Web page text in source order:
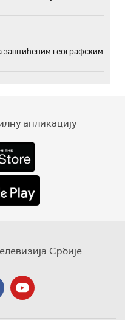
заштићеним географским
апликацију
Србије